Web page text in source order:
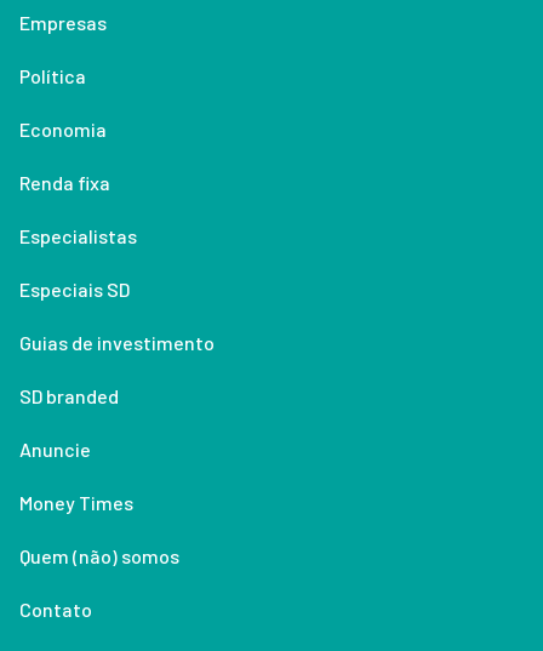
Empresas
Política
Economia
Renda fixa
Especialistas
Especiais SD
Guias de investimento
SD branded
Anuncie
Money Times
Quem (não) somos
Contato